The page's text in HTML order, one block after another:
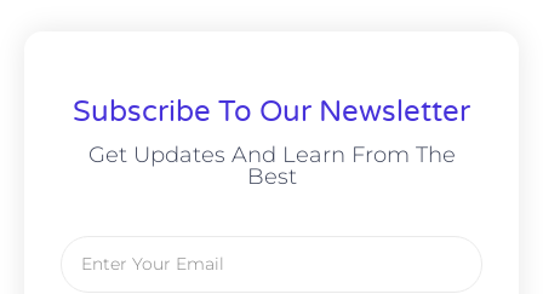
Subscribe To Our Newsletter
Get Updates And Learn From The
Best